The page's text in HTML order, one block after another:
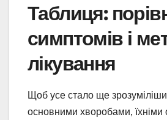
Таблиця:
симптомів і
лікування
Щоб усе стало ще
основними хворобами, їхніми